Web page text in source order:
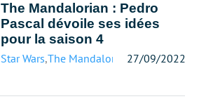
The Mandalorian : Pedro
Pascal dévoile ses idées
pour la saison 4
Star Wars,The Mandalorian27/09/2022